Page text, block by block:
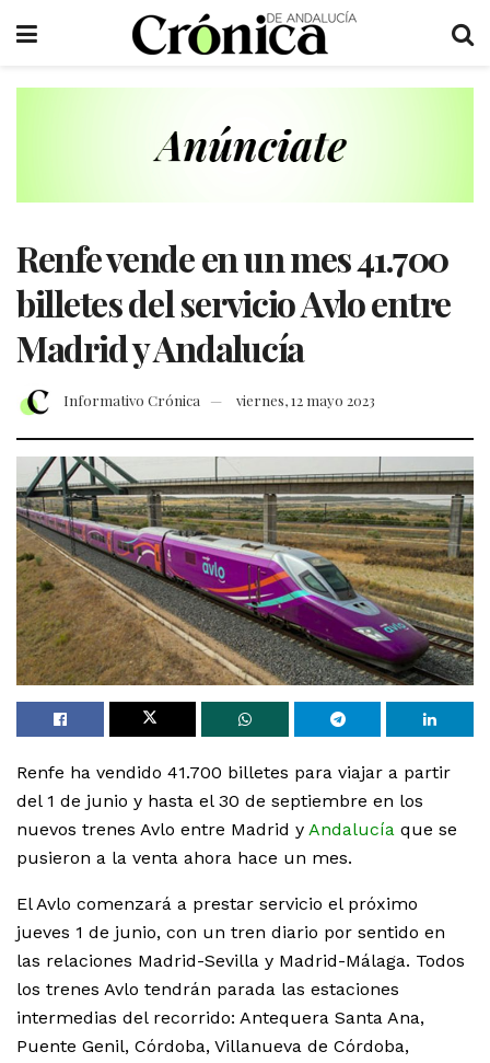
Renfe vende en un mes 41.700
billetes del servicio Avlo entre
Madrid y Andalucía
Informativo Crónica viernes, 12 mayo 2023
Renfe ha vendido 41.700 billetes para viajar a partir
del 1 de junio y hasta el 30 de septiembre en los
nuevos trenes Avlo entre Madrid y Andalucía que se
pusieron a la venta ahora hace un mes.
El Avlo comenzará a prestar servicio el próximo
jueves 1 de junio, con un tren diario por sentido en
las relaciones Madrid-Sevilla y Madrid-Málaga. Todos
los trenes Avlo tendrán parada las estaciones
intermedias del recorrido: Antequera Santa Ana,
Puente Genil, Córdoba, Villanueva de Córdoba,